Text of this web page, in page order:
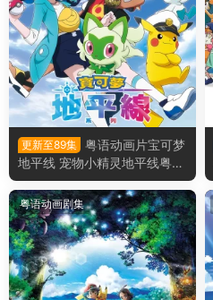
更新至89集 粤语动画片宝可梦
地平线 宠物小精灵地平线粤语
版
粤语动画剧集